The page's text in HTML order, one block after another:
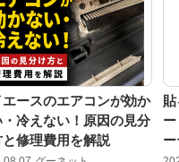
ースのエアコンが効か
冷えない！原因の見分
と修理費用を解説